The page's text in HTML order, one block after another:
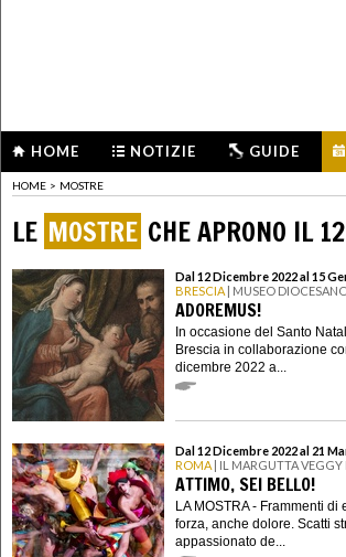
HOME NOTIZIE GUIDE
HOME > MOSTRE
LE MOSTRE CHE APRONO IL
Dal 12 Dicembre 2022 al 15
BRESCIA | MUSEO
ADOREMUS!
In occasione del Santo
Brescia in collaborazione
dicembre 2022 a...
Dal 12 Dicembre 2022 al 21
ROMA | IL MARGUTTA
ATTIMO, SEI BELLO!
LA MOSTRA - Frammenti
forza, anche dolore. Scatti
appassionato de...